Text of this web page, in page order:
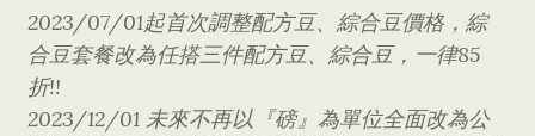
2023/07/01起首次調整配方豆、綜合豆價格，綜
合豆套餐改為任搭三件配方豆、綜合豆，一律85
折!!
2023/12/01 未來不再以『磅』為單位全面改為公